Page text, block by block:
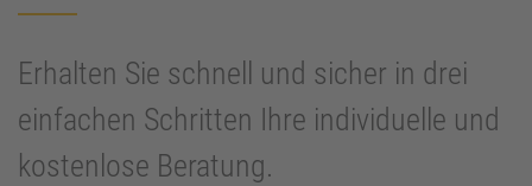
Erhalten Sie schnell und sicher in drei
einfachen Schritten Ihre individuelle und
kostenlose Beratung.